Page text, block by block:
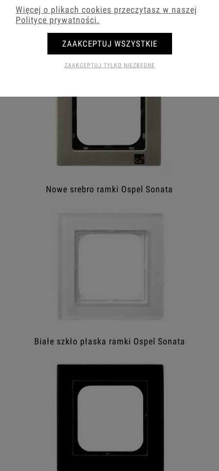
Nowe srebro ramki Ospel Sonata
Białe szkło płaska ramki Ospel Sonata
Więcej o plikach cookies przeczytasz w naszej
Polityce prywatności.
ZAAKCEPTUJ TYLKO NIEZBĘDNE
ZAAKCEPTUJ WSZYSTKIE